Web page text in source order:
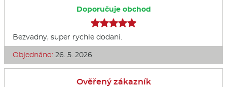
Doporučuje obchod
Bezvadny, super rychle dodani.
Objednáno: 26. 5. 2026
Ověřený zákazník